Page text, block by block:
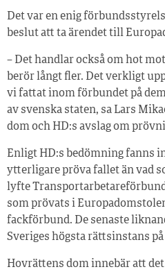
Det var en enig
beslut att ta ärendet till
– Det handlar också om hot
berör långt fler. Det verkligt
vi fattat inom förbundet på
av svenska staten, sa Lars
dom och HD:s avslag om
Enligt HD:s bedömning fanns
ytterligare pröva fallet än vad
lyfte
som prövats i
fackförbund. De senaste
Sveriges högsta rättsinstans på
Hovrättens dom innebär att